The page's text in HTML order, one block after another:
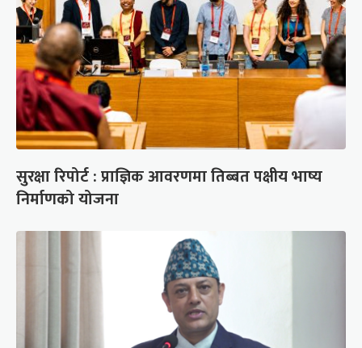
सुरक्षा रिपोर्ट : प्राज्ञिक आवरणमा तिब्बत पक्षीय भाष्य
निर्माणको योजना